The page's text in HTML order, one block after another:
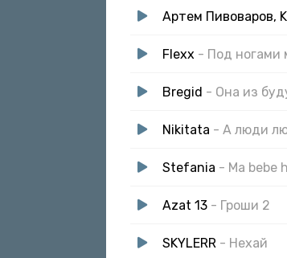
Артем Пивоваров,
Flexx - Под ногами
Bregid - Она из
Nikitata - А люди
Stefania - Ma bebe
Azat 13 - Гроши 2
SKYLERR - Нехай